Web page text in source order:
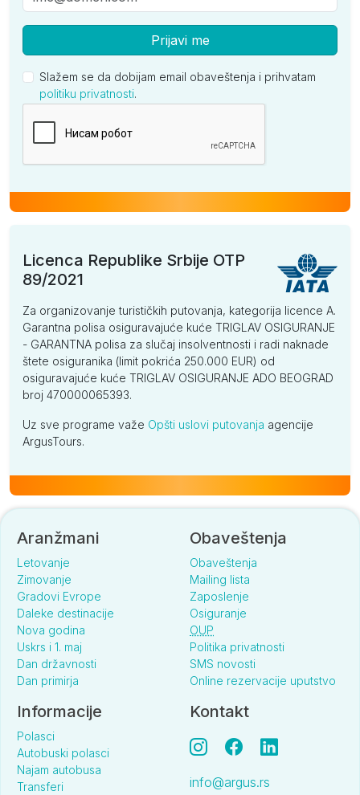
Prijavi me
Slažem se da dobijam email obaveštenja i prihvatam
politiku privatnosti.
Licenca Republike Srbije OTP
89/2021
Za organizovanje turističkih putovanja, kategorija licence A.
Garantna polisa osiguravajuće kuće TRIGLAV OSIGURANJE
- GARANTNA polisa za slučaj insolventnosti i radi naknade
štete osiguranika (limit pokrića 250.000 EUR) od
osiguravajuće kuće TRIGLAV OSIGURANJE ADO BEOGRAD
broj 470000065393.
Uz sve programe važe Opšti uslovi putovanja agencije
ArgusTours.
Aranžmani
Letovanje
Zimovanje
Gradovi Evrope
Daleke destinacije
Nova godina
Uskrs i 1. maj
Dan državnosti
Dan primirja
Obaveštenja
Obaveštenja
Mailing lista
Zaposlenje
Osiguranje
OUP
Politika privatnosti
SMS novosti
Online rezervacije uputstvo
Informacije
Polasci
Autobuski polasci
Najam autobusa
Transferi
Kontakt
info@argus.rs